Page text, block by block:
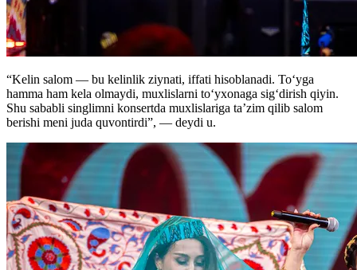
“Kelin salom — bu kelinlik ziynati, iffati hisoblanadi. To‘yga
hamma ham kela olmaydi, muxlislarni to‘yxonaga sig‘dirish qiyin.
Shu sababli singlimni konsertda muxlislariga ta’zim qilib salom
berishi meni juda quvontirdi”, — deydi u.